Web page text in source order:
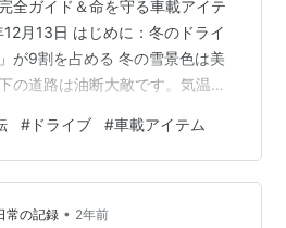
全ガイド＆命を守る車載アイテ
月13日 はじめに：冬のドライ
が9割を占める 冬の雪景色は美
の道路は油断大敵です。気温の
ます。このガイドは、プロドラ
基づいた安全知識を徹底的に解
最悪を想定した準備」と「冷静
ることを目的としています。 こ
# ドライブ #車載アイテム
常の記録 • 2年前